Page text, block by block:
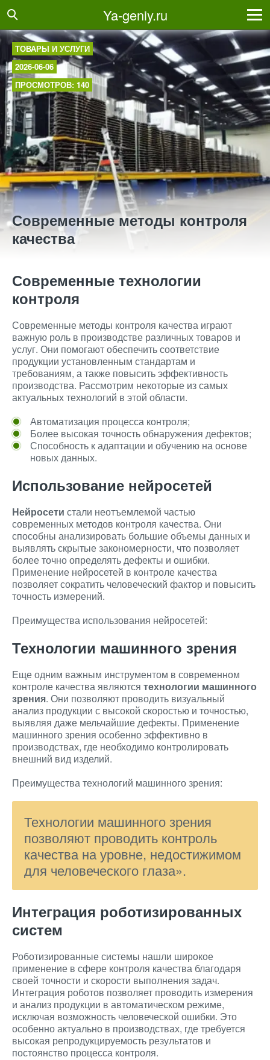
Ya-geniy.ru
ТОВАРЫ И УСЛУГИ
2026-06-06
ПРОСМОТРОВ: 140
Современные методы контроля
качества
Современные технологии
контроля
Современные методы контроля качества играют
важную роль в производстве различных товаров и
услуг. Они помогают обеспечить соответствие
продукции установленным стандартам и
требованиям, а также повысить эффективность
производства. Рассмотрим некоторые из самых
актуальных технологий в этой области.
Автоматизация процесса контроля;
Более высокая точность обнаружения дефектов;
Способность к адаптации и обучению на основе
новых данных.
Использование нейросетей
Нейросети стали неотъемлемой частью
современных методов контроля качества. Они
способны анализировать большие объемы данных и
выявлять скрытые закономерности, что позволяет
более точно определять дефекты и ошибки.
Применение нейросетей в контроле качества
позволяет сократить человеческий фактор и повысить
точность измерений.
Преимущества использования нейросетей:
Технологии машинного зрения
Еще одним важным инструментом в современном
контроле качества являются технологии машинного
зрения. Они позволяют проводить визуальный
анализ продукции с высокой скоростью и точностью,
выявляя даже мельчайшие дефекты. Применение
машинного зрения особенно эффективно в
производствах, где необходимо контролировать
внешний вид изделий.
Преимущества технологий машинного зрения:
Технологии машинного зрения
позволяют проводить контроль
качества на уровне, недостижимом
для человеческого глаза».
Интеграция роботизированных
систем
Роботизированные системы нашли широкое
применение в сфере контроля качества благодаря
своей точности и скорости выполнения задач.
Интеграция роботов позволяет проводить измерения
и анализ продукции в автоматическом режиме,
исключая возможность человеческой ошибки. Это
особенно актуально в производствах, где требуется
высокая репродукцируемость результатов и
постоянство процесса контроля.